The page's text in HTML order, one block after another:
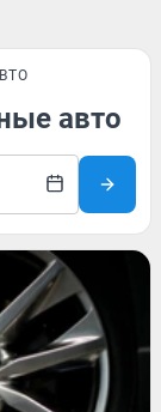
авто